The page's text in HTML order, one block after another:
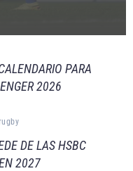
PARA
2026
DE LAS HSBC
2027